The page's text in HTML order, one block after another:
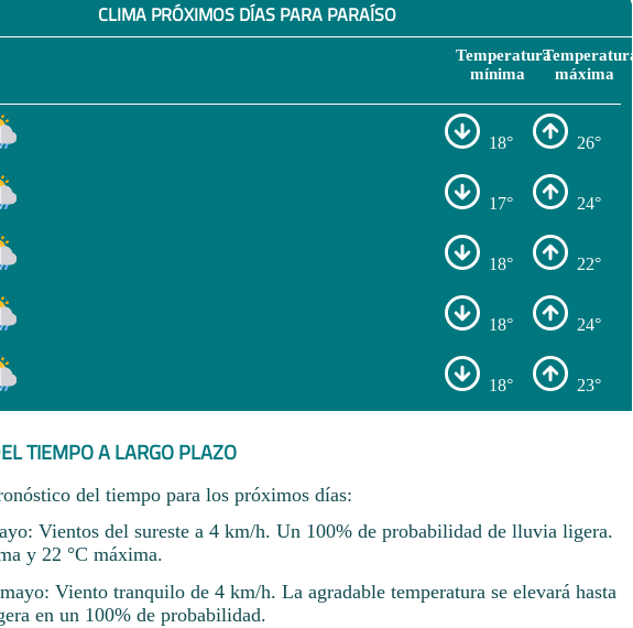
CLIMA PRÓXIMOS DÍAS PARA PARAÍSO
Temperatura
mínima
Temperatura
máxima
18° 26°
17° 24°
18° 22°
18° 24°
18° 23°
TIEMPO A LARGO PLAZO
del tiempo para los próximos días:
Vientos del sureste a 4 km/h. Un 100% de probabilidad de lluvia ligera.
y 22 °C máxima.
Viento tranquilo de 4 km/h. La agradable temperatura se elevará hasta
en un 100% de probabilidad.